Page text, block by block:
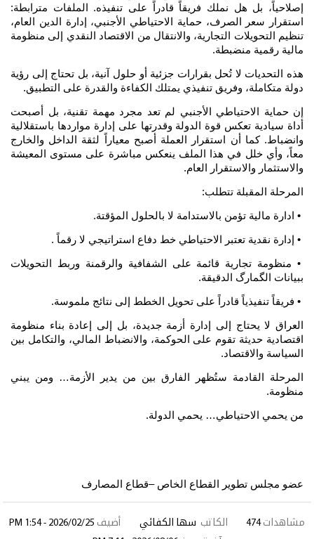
إصلاحياً، بل هل نملك فريقاً قادراً على تنفيذه. الملفات مترابطة:
استقرار سعر الصرف، حماية الاحتياطي الأجنبي، إدارة الدين العام،
تنظيم التحويلات التجارية، والانتقال من الاقتصاد النقدي إلى منظومة
مالية رقمية منضبطة.
هذه التحديات لا تُحل بقرارات جزئية أو حلول آنية، بل تحتاج إلى رؤية
دولة متكاملة، وفريق تنفيذي يمتلك الكفاءة والقدرة على التطبيق.
إن حماية الاحتياطي الأجنبي لم تعد مجرد مهمة تقنية، بل أصبحت
أداة سيادية تعكس قوة الدولة وقدرتها على إدارة مواردها باستقلالية
وانضباط. كما أن استقرار العملة أصبح معياراً لثقة الداخل والخارج
معاً، وأي خلل في هذا الملف ينعكس مباشرة على مستوى المعيشة
والاستثمار والاستقرار العام.
المرحلة المقبلة تتطلب:
• ادارة مالية تؤمن بالاستدامة لا بالحلول المؤقتة.
• إدارة نقدية تعتبر الاحتياطي خط دفاع استراتيجي لا رقماً .
• منظومة تجارية قائمة على الشفافية والرقمنة وربط التحويلات
ببيانات الگمارگ الدقيقة.
• فريقاً تنفيذياً قادراً على تحويل الخطط إلى نتائج ملموسة.
العراق لا يحتاج إلى إدارة أزمة جديدة، بل إلى إعادة بناء منظومة
اقتصادية حديثة تقوم على الحوكمة، والانضباط المالي، والتكامل بين
السياسة والاقتصاد.
المرحلة القادمة ستُظهر الفارق بين من يدير الأزمة… ومن يبني
منظومة.
من يحمي الاحتياطي… يحمي الدولة.
عضو مجلس تطوير القطاع الخاص –قطاع المصارف
مشاهدات 474 الكاتب سها الكفائي أضيف 2026/02/25 - 1:54 PM